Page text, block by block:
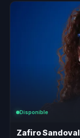
Disponible
Zafiro Sandoval